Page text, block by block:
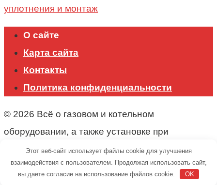
уплотнения и монтаж
О сайте
Карта сайта
Контакты
Политика конфиденциальности
© 2026 Всё о газовом и котельном
оборудовании, а также установке при
строительстве.
Этот веб-сайт использует файлы cookie для улучшения
взаимодействия с пользователем. Продолжая использовать сайт,
вы даете согласие на использование файлов cookie.
OK